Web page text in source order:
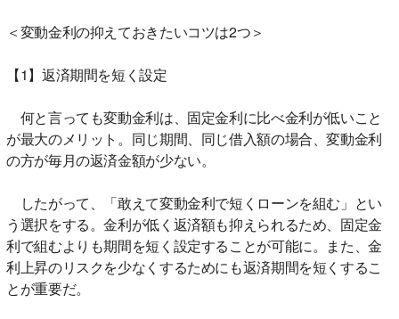
＜変動金利の抑えておきたいコツは2つ＞
【1】返済期間を短く設定
何と言っても変動金利は、固定金利に比べ金利が低いこと
が最大のメリット。同じ期間、同じ借入額の場合、変動金利
の方が毎月の返済金額が少ない。
したがって、「敢えて変動金利で短くローンを組む」とい
う選択をする。金利が低く返済額も抑えられるため、固定金
利で組むよりも期間を短く設定することが可能に。また、金
利上昇のリスクを少なくするためにも返済期間を短くするこ
とが重要だ。